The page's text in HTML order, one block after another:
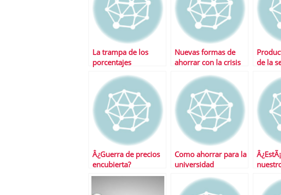
La trampa de los
porcentajes
Nuevas formas de
ahorrar con la crisis
de la
Â¿Guerra de precios
encubierta?
Como ahorrar para la
universidad